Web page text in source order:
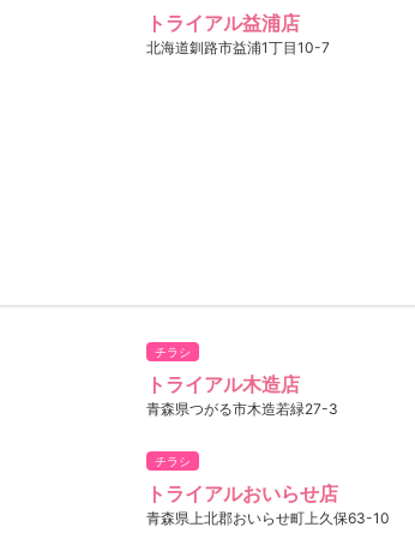
トライアル益浦店
北海道釧路市益浦1丁目10-7
チラシ
トライアル木造店
青森県つがる市木造若緑27-3
チラシ
トライアルおいらせ店
青森県上北郡おいらせ町上久保63-10